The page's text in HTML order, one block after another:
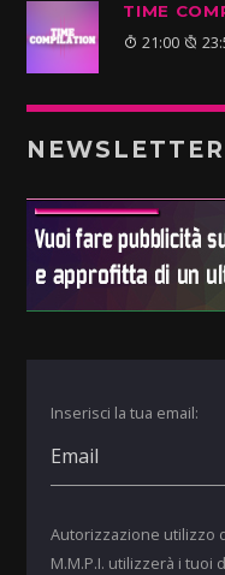
TIME
21:00
NEWSLETTER
Inserisci la tua email:
Autorizzazione utilizzo
M.M.P.I. utilizzerà i